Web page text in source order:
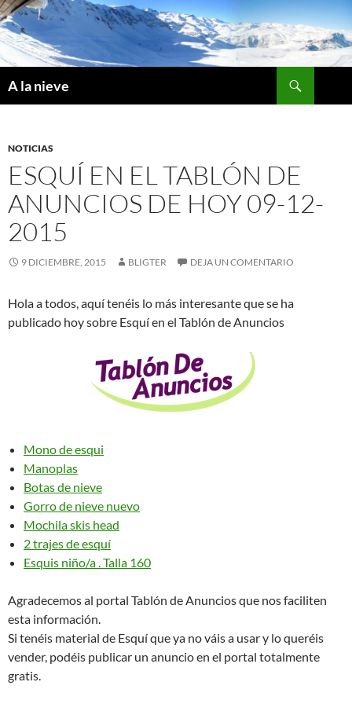
Saltar
al
contenido
A la nieve
NOTICIAS
ESQUÍ EN EL TABLÓN DE
ANUNCIOS DE HOY 09-12-
2015
9 DICIEMBRE, 2015 BLIGTER DEJA UN COMENTARIO
Hola a todos, aquí tenéis lo más interesante que se ha
publicado hoy sobre Esquí en el Tablón de Anuncios
Mono de esqui
Manoplas
Botas de nieve
Gorro de nieve nuevo
Mochila skis head
2 trajes de esquí
Esquis niño/a . Talla 160
Agradecemos al portal Tablón de Anuncios que nos faciliten
esta información.
Si tenéis material de Esquí que ya no váis a usar y lo queréis
vender, podéis publicar un anuncio en el portal totalmente
gratis.